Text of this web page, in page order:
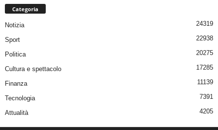
Categoria
Notizia 24319
Sport 22938
Politica 20275
Cultura e spettacolo 17285
Finanza 11139
Tecnologia 7391
Attualità 4205